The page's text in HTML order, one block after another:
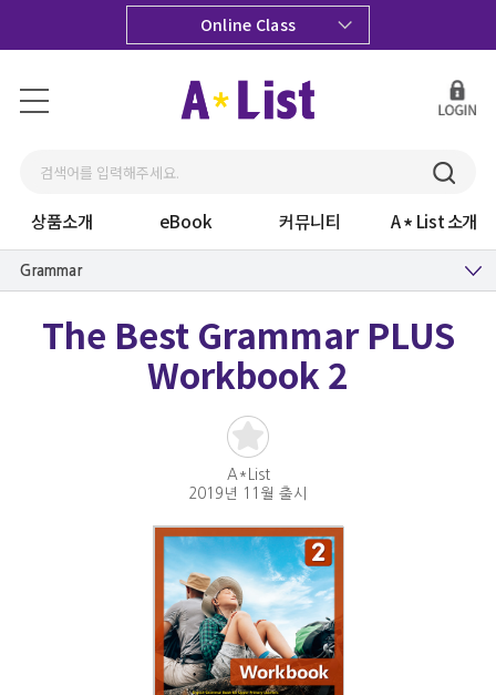
Online Class
상품소개 eBook 커뮤니티 A List 소개
Grammar
The Best Grammar PLUS
Workbook 2
A*List
2019년 11월 출시